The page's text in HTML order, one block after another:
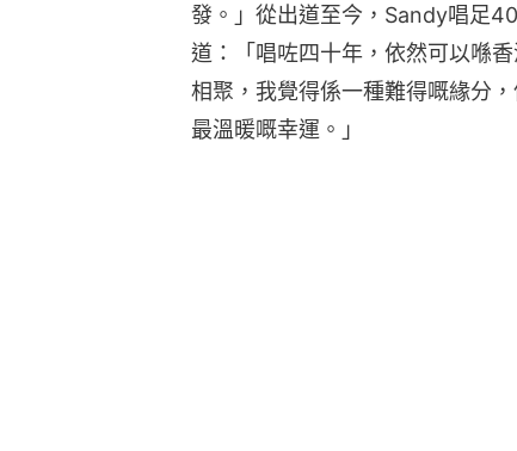
發。」從出道至今，Sandy唱足
道：「唱咗四十年，依然可以喺
相聚，我覺得係一種難得嘅緣分
最溫暖嘅幸運。」